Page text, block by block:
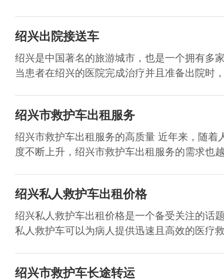
绍兴出院接送车
绍兴是中国著名的旅游城市，也是一个拥有多
当患者在绍兴的医院完成治疗并且准备出院时
绍兴市救护车出租服务
绍兴市救护车出租服务的高质量 近年来，随着
度不断上升，绍兴市救护车出租服务的需求也
绍兴私人救护车出租价格
绍兴私人救护车出租价格是一个备受关注的话
私人救护车可以为病人提供迅速且高效的医疗
绍兴市救护车长途转运